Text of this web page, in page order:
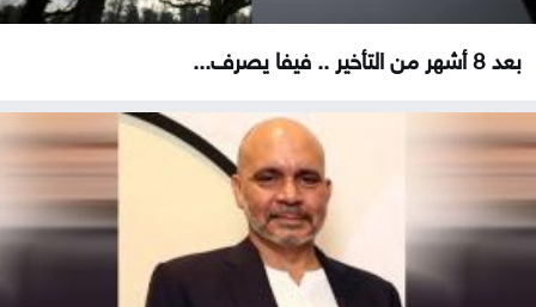
بعد 8 أشهر من التأخير .. فيفا يصرف...